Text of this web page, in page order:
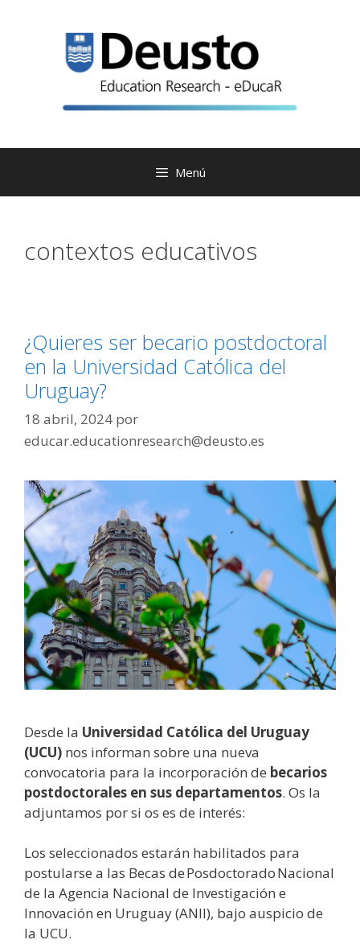
Menú
contextos educativos
¿Quieres ser becario postdoctoral
en la Universidad Católica del
Uruguay?
18 abril, 2024 por
educar.educationresearch@deusto.es
Desde la Universidad Católica del Uruguay
(UCU) nos informan sobre una nueva
convocatoria para la incorporación de becarios
postdoctorales en sus departamentos. Os la
adjuntamos por si os es de interés:
Los seleccionados estarán habilitados para
postularse a las Becas de Posdoctorado Nacional
de la Agencia Nacional de Investigación e
Innovación en Uruguay (ANII), bajo auspicio de
la UCU.